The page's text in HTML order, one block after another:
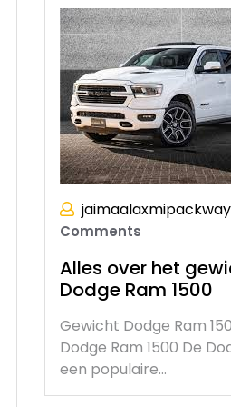
Comments
Alles over het
Dodge Ram 1500
Gewicht Dodge Ram
Dodge Ram 1500 De
een populaire…